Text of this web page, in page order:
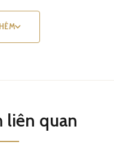
liên quan